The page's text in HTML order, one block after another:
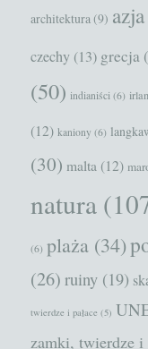
architektura (9) azja
czechy (13) grecja
(50) indianiści (6)
(12) kaniony (6)
(30) malta (12)
natura
(6) plaża (34)
(26) ruiny (19)
twierdze i pałace (5)
zamki, twierdze i